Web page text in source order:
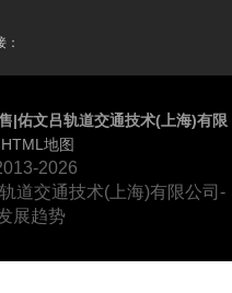
|佑文吕轨道交通技术(上海)有限
HTML地图
2026
道交通技术(上海)有限公司-
展趋势